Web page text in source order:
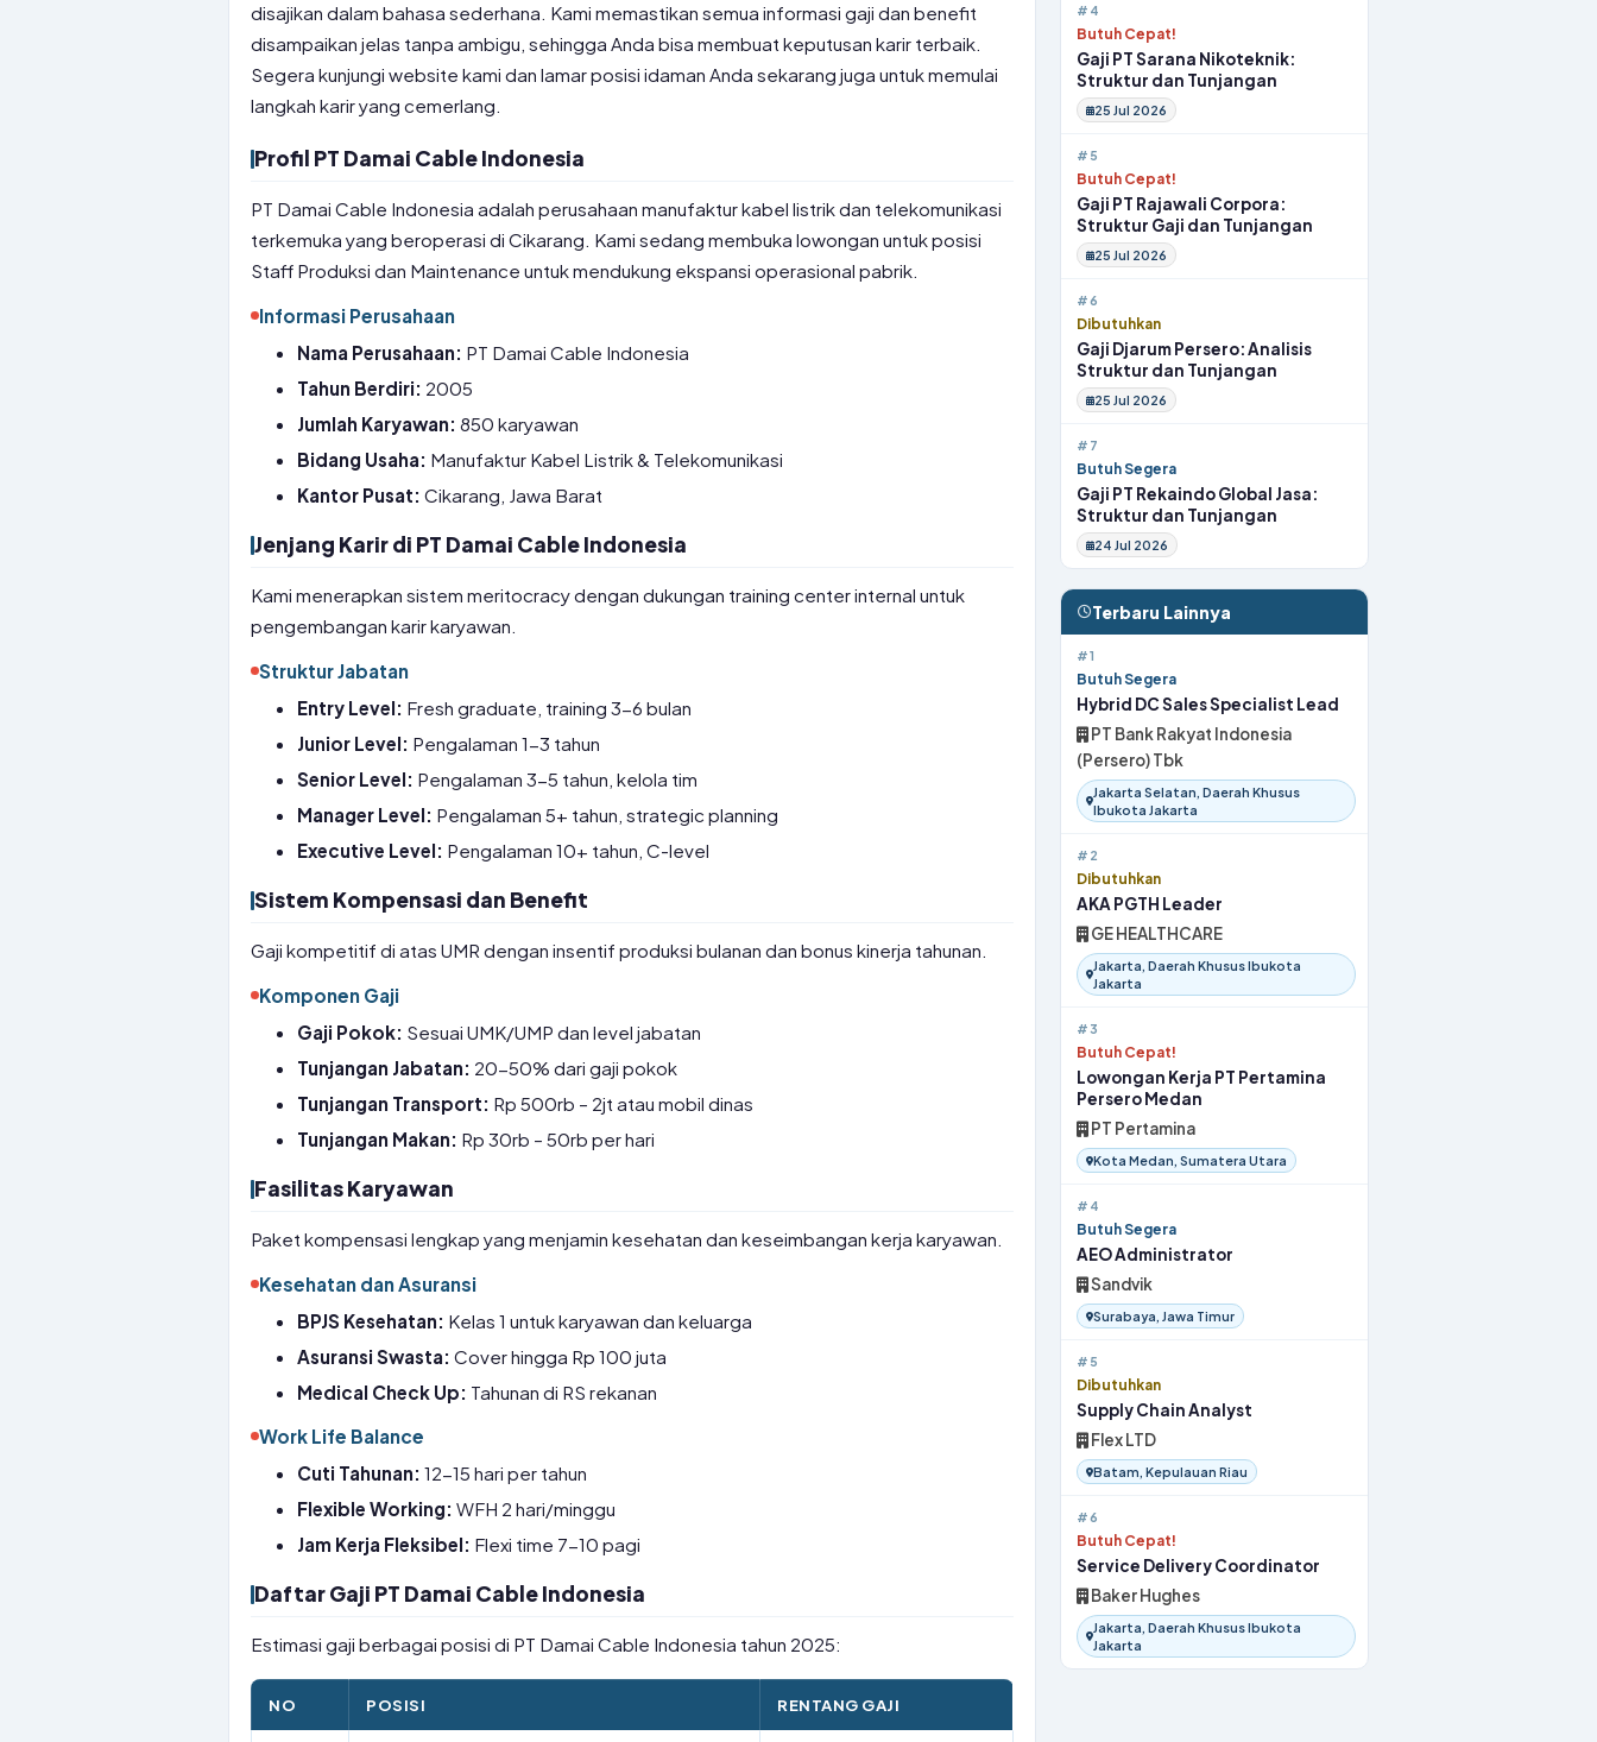
disajikan dalam bahasa sederhana. Kami memastikan semua informasi gaji dan benefit
disampaikan jelas tanpa ambigu, sehingga Anda bisa membuat keputusan karir terbaik.
Segera kunjungi website kami dan lamar posisi idaman Anda sekarang juga untuk memulai
langkah karir yang cemerlang.
Profil PT Damai Cable Indonesia
PT Damai Cable Indonesia adalah perusahaan manufaktur kabel listrik dan telekomunikasi
terkemuka yang beroperasi di Cikarang. Kami sedang membuka lowongan untuk posisi
Staff Produksi dan Maintenance untuk mendukung ekspansi operasional pabrik.
Informasi Perusahaan
Nama Perusahaan: PT Damai Cable Indonesia
Tahun Berdiri: 2005
Jumlah Karyawan: 850 karyawan
Bidang Usaha: Manufaktur Kabel Listrik & Telekomunikasi
Kantor Pusat: Cikarang, Jawa Barat
Jenjang Karir di PT Damai Cable Indonesia
Kami menerapkan sistem meritocracy dengan dukungan training center internal untuk
pengembangan karir karyawan.
Struktur Jabatan
Entry Level: Fresh graduate, training 3-6 bulan
Junior Level: Pengalaman 1-3 tahun
Senior Level: Pengalaman 3-5 tahun, kelola tim
Manager Level: Pengalaman 5+ tahun, strategic planning
Executive Level: Pengalaman 10+ tahun, C-level
Sistem Kompensasi dan Benefit
Gaji kompetitif di atas UMR dengan insentif produksi bulanan dan bonus kinerja tahunan.
Komponen Gaji
Gaji Pokok: Sesuai UMK/UMP dan level jabatan
Tunjangan Jabatan: 20-50% dari gaji pokok
Tunjangan Transport: Rp 500rb – 2jt atau mobil dinas
Tunjangan Makan: Rp 30rb – 50rb per hari
Fasilitas Karyawan
Paket kompensasi lengkap yang menjamin kesehatan dan keseimbangan kerja karyawan.
Kesehatan dan Asuransi
BPJS Kesehatan: Kelas 1 untuk karyawan dan keluarga
Asuransi Swasta: Cover hingga Rp 100 juta
Medical Check Up: Tahunan di RS rekanan
Work Life Balance
Cuti Tahunan: 12-15 hari per tahun
Flexible Working: WFH 2 hari/minggu
Jam Kerja Fleksibel: Flexi time 7-10 pagi
Daftar Gaji PT Damai Cable Indonesia
Estimasi gaji berbagai posisi di PT Damai Cable Indonesia tahun 2025:
NO POSISI RENTANG GAJI
#4
Butuh Cepat!
Gaji PT Sarana Nikoteknik:
Struktur dan Tunjangan
25 Jul 2026
#5
Butuh Cepat!
Gaji PT Rajawali Corpora:
Struktur Gaji dan Tunjangan
25 Jul 2026
#6
Dibutuhkan
Gaji Djarum Persero: Analisis
Struktur dan Tunjangan
25 Jul 2026
#7
Butuh Segera
Gaji PT Rekaindo Global Jasa:
Struktur dan Tunjangan
24 Jul 2026
Terbaru Lainnya
#1
Butuh Segera
Hybrid DC Sales Specialist Lead
PT Bank Rakyat Indonesia
(Persero) Tbk
Jakarta Selatan, Daerah Khusus
Ibukota Jakarta
#2
Dibutuhkan
AKA PGTH Leader
GE HEALTHCARE
Jakarta, Daerah Khusus Ibukota
Jakarta
#3
Butuh Cepat!
Lowongan Kerja PT Pertamina
Persero Medan
PT Pertamina
Kota Medan, Sumatera Utara
#4
Butuh Segera
AEO Administrator
Sandvik
Surabaya, Jawa Timur
#5
Dibutuhkan
Supply Chain Analyst
Flex LTD
Batam, Kepulauan Riau
#6
Butuh Cepat!
Service Delivery Coordinator
Baker Hughes
Jakarta, Daerah Khusus Ibukota
Jakarta